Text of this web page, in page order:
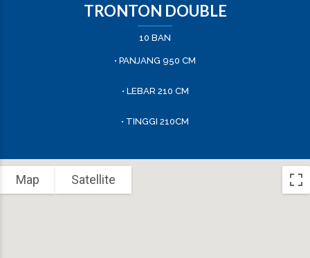
TRONTON DOUBLE
10 BAN
• PANJANG 950 CM
• LEBAR 210 CM
• TINGGI 210CM
Map Satellite